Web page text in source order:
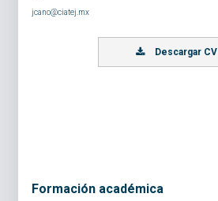
jcano@ciatej.mx
Descargar CV
Formación académica